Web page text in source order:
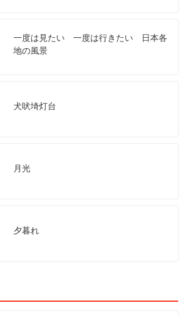
一度は見たい 一度は行きたい 日本各
地の風景
犬吠埼灯台
月光
夕暮れ